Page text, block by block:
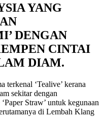
YANG
DENGAN
CINTAI
DIAM.
terkenal ‘Tealive’ kerana
sekitar dengan
Straw’ untuk kegunaan
di Lembah Klang